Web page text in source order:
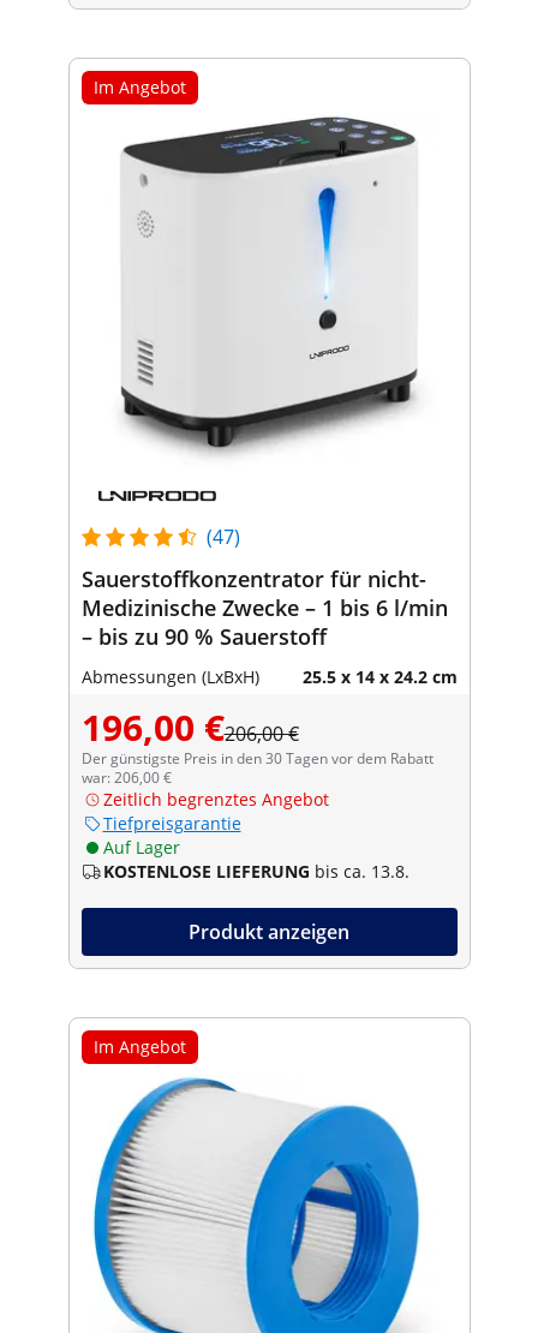
Im Angebot
(47)
Sauerstoffkonzentrator für nicht-
Medizinische Zwecke – 1 bis 6 l/min
– bis zu 90 % Sauerstoff
Abmessungen (LxBxH) 25.5 x 14 x 24.2 cm
196,00 €206,00 €
Der günstigste Preis in den 30 Tagen vor dem Rabatt
war: 206,00 €
Zeitlich begrenztes Angebot
Tiefpreisgarantie
Auf Lager
KOSTENLOSE LIEFERUNG bis ca. 13.8.
Produkt anzeigen
Im Angebot